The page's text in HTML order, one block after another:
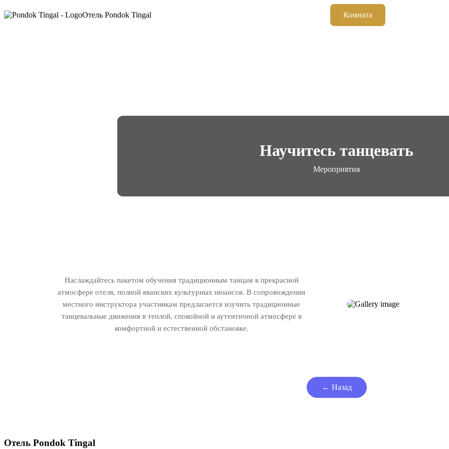
Отель Pondok Tingal Комната
Научитесь танцевать
Мероприятия
Наслаждайтесь пакетом обучения традиционным танцам в прекрасной
атмосфере отеля, полной яванских культурных нюансов. В сопровождении
местного инструктора участникам предлагается изучить традиционные
танцевальные движения в теплой, спокойной и аутентичной атмосфере в
комфортной и естественной обстановке.
← Назад
Отель Pondok Tingal